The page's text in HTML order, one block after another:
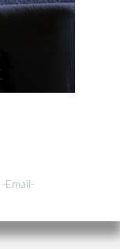
-Email-